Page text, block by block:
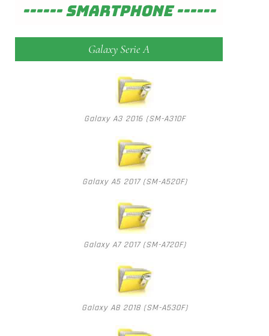
------ SmartPhone ------
Galaxy Serie A
Galaxy A3 2016 (SM-A310F
Galaxy A5 2017 (SM-A520F)
Galaxy A7 2017 (SM-A720F)
Galaxy A8 2018 (SM-A530F)